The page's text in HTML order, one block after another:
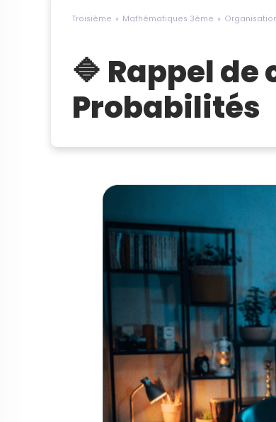
Troisième Mathématiques 3ème
🔷 Rappel
Probabilités